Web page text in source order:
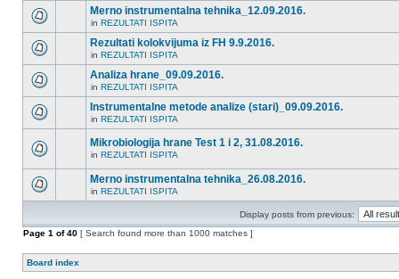
Merno instrumentalna tehnika_12.09.2016.
in REZULTATI ISPITA
Rezultati kolokvijuma iz FH 9.9.2016.
in REZULTATI ISPITA
Analiza hrane_09.09.2016.
in REZULTATI ISPITA
Instrumentalne metode analize (stari)_09.09.2016.
in REZULTATI ISPITA
Mikrobiologija hrane Test 1 i 2, 31.08.2016.
in REZULTATI ISPITA
Merno instrumentalna tehnika_26.08.2016.
in REZULTATI ISPITA
Display posts from previous:
Page 1 of40 [ Search found more than 1000 matches ]
Board index